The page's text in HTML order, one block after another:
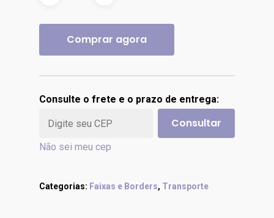
Comprar agora
Consulte o frete e o prazo de entrega:
Consultar
Não sei meu cep
Categorias: Faixas e Borders, Transporte